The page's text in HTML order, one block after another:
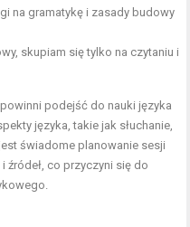
na gramatykę i zasady budowy
skupiam się tylko na czytaniu i
podejść do nauki języka
języka, takie jak słuchanie,
świadome planowanie sesji
źródeł, co przyczyni się do